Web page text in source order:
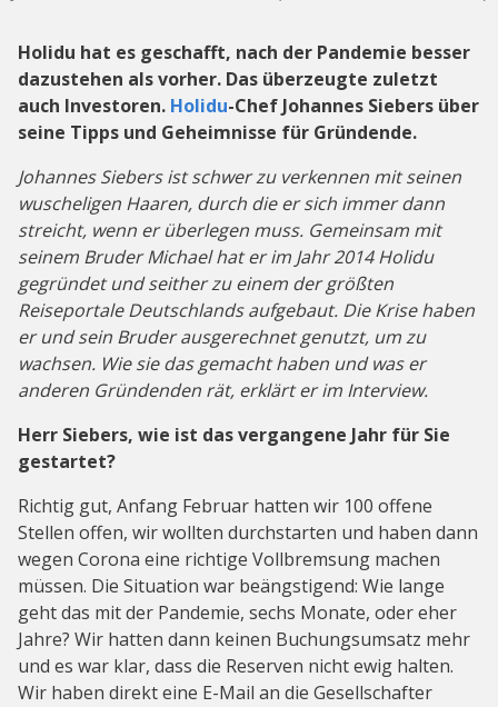
Holidu hat es geschafft, nach der Pandemie besser
dazustehen als vorher. Das überzeugte zuletzt
auch Investoren. Holidu-Chef Johannes Siebers über
seine Tipps und Geheimnisse für Gründende.
Johannes Siebers ist schwer zu verkennen mit seinen
wuscheligen Haaren, durch die er sich immer dann
streicht, wenn er überlegen muss. Gemeinsam mit
seinem Bruder Michael hat er im Jahr 2014 Holidu
gegründet und seither zu einem der größten
Reiseportale Deutschlands aufgebaut. Die Krise haben
er und sein Bruder ausgerechnet genutzt, um zu
wachsen. Wie sie das gemacht haben und was er
anderen Gründenden rät, erklärt er im Interview.
Herr Siebers, wie ist das vergangene Jahr für Sie
gestartet?
Richtig gut, Anfang Februar hatten wir 100 offene
Stellen offen, wir wollten durchstarten und haben dann
wegen Corona eine richtige Vollbremsung machen
müssen. Die Situation war beängstigend: Wie lange
geht das mit der Pandemie, sechs Monate, oder eher
Jahre? Wir hatten dann keinen Buchungsumsatz mehr
und es war klar, dass die Reserven nicht ewig halten.
Wir haben direkt eine E-Mail an die Gesellschafter